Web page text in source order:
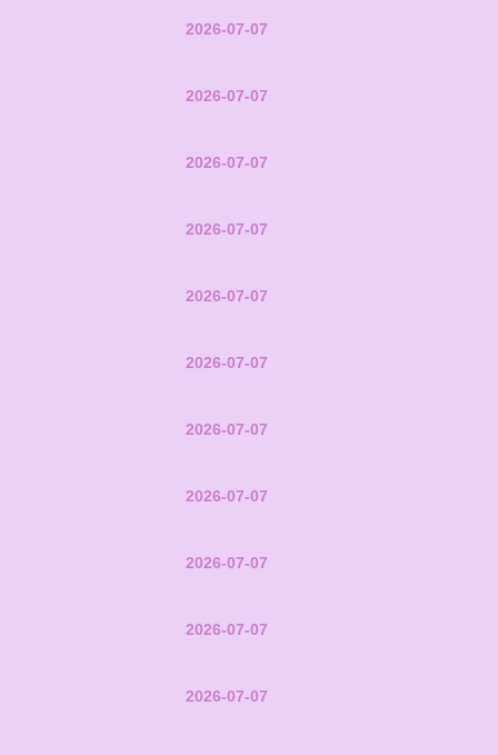
2026-07-07
2026-07-07
2026-07-07
2026-07-07
2026-07-07
2026-07-07
2026-07-07
2026-07-07
2026-07-07
2026-07-07
2026-07-07